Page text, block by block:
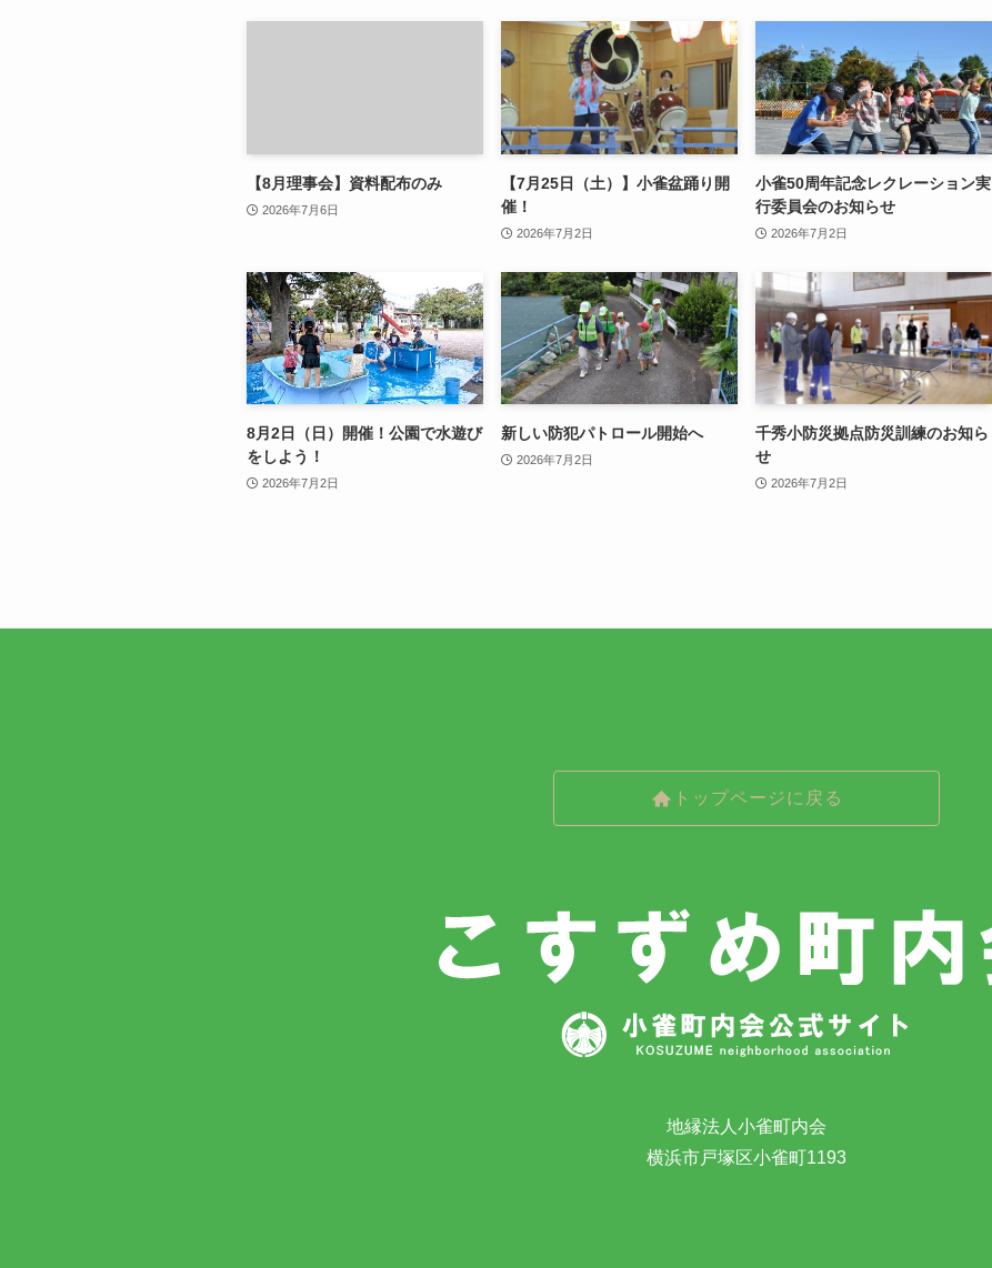
【8月理事会】資料配布のみ
2026年7月6日
【7月25日（土）】小雀盆踊り開
催！
2026年7月2日
小雀50周年記念レクレーション実
行委員会のお知らせ
2026年7月2日
8月2日（日）開催！公園で水遊び
をしよう！
2026年7月2日
新しい防犯パトロール開始へ
2026年7月2日
千秀小防災拠点防災訓練のお知ら
せ
2026年7月2日
トップページに戻る
地縁法人小雀町内会
横浜市戸塚区小雀町1193